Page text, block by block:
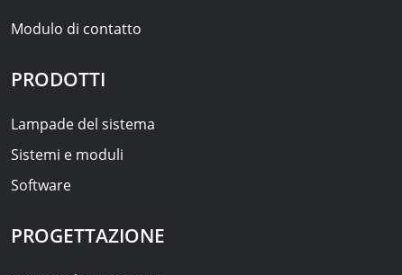
Modulo di contatto
PRODOTTI
Lampade del sistema
Sistemi e moduli
Software
PROGETTAZIONE